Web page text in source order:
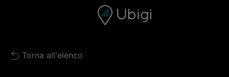
Barra di navigazione
Back to list
Torna all'elenco